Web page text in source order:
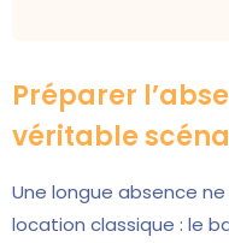
Préparer
véritable
Une longue absence
location classique : le